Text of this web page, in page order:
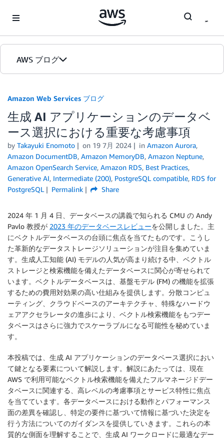
AWS ブログ
カテゴリ
エディション
Amazon Web Services ブログ
生成 AI アプリケーションのデータベ
ース選択における重要な考慮事項
by Takayuki Enomoto on 19 7月 2024 in Amazon Aurora,
Amazon DocumentDB, Amazon MemoryDB, Amazon Neptune,
Amazon OpenSearch Service, Amazon RDS, Best Practices,
Generative AI, Intermediate (200), PostgreSQL compatible, RDS for
PostgreSQL
Permalink Share
2024 年 1 月 4 日、データベースの講義で知られる CMU の Andy
Pavlo 教授が 2023 年のデータベースレビューを公開しました。主
にベクトルデータベースの台頭に焦点を当てたものです。こうし
た革新的なデータストレージソリューションが注目を集めていま
す。生成人工知能 (AI) モデルの人気が高まり続ける中、ベクトル
ストレージと検索機能を備えたデータベースに関心が寄せられて
います。ベクトルデータベースは、基盤モデル (FM) の機能を拡張
するための費用対効果の高い仕組みを提供します。分散コンピュ
ーティング、クラウドベースのアーキテクチャ、特殊なハードウ
ェアアクセラレータの進歩により、ベクトル検索機能をもつデー
タベースはさらに強力でスケーラブルになる可能性を秘めていま
す。
本投稿では、生成 AI アプリケーションのデータベース選択におい
て鍵となる要素について解説します。解説にあたっては、現在
AWS で利用可能なベクトル検索機能を備えたフルマネージドデー
タベースに関連する、高レベルの考慮事項とサービス特性に焦点
を当てています。各データベースにおける動作とパフォーマンス
面の差異を確認し、特定の要件に基づいて情報に基づいた決定を
行う方法についてのガイダンスを提供していきます。これらの本
質的な側面を理解することで、生成 AI ワークロードに最適なデー